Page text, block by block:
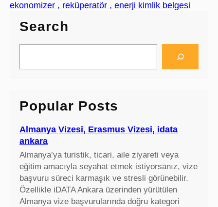
ekonomizer , reküperatör , enerji kimlik belgesi
Search
a
h
Popular Posts
Almanya Vizesi, Erasmus Vizesi, idata
ankara
Almanya’ya turistik, ticari, aile ziyareti veya
eğitim amacıyla seyahat etmek istiyorsanız, vize
başvuru süreci karmaşık ve stresli görünebilir.
Özellikle iDATA Ankara üzerinden yürütülen
Almanya vize başvurularında doğru kategori